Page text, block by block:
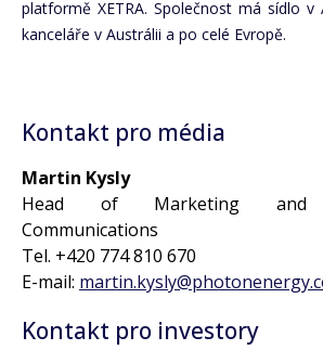
platformě XETRA. Společnost má sídlo v
kanceláře v Austrálii a po celé Evropě.
Kontakt pro média
Martin Kysly
Head of Marketing and
Communications
Tel. +420 774 810 670
E-mail:
Kontakt pro investory